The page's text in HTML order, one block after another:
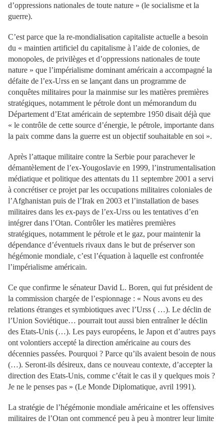
d’oppressions nationales de toute nature » (le socialisme et la
guerre).
C’est parce que la re-mondialisation capitaliste actuelle a besoin
du « maintien artificiel du capitalisme à l’aide de colonies, de
monopoles, de privilèges et d’oppressions nationales de toute
nature » que l’impérialisme dominant américain a accompagné la
défaite de l’ex-Urss en se lançant dans un programme de
conquêtes militaires pour la mainmise sur les matières premières
stratégiques, notamment le pétrole dont un mémorandum du
Département d’Etat américain de septembre 1950 disait déjà que
« le contrôle de cette source d’énergie, le pétrole, importante dans
la paix comme dans la guerre est un objectif souhaitable en soi ».
Après l’attaque militaire contre la Serbie pour parachever le
démantèlement de l’ex-Yougoslavie en 1999, l’instrumentalisation
médiatique et politique des attentats du 11 septembre 2001 a servi
à concrétiser ce projet par les occupations militaires coloniales de
l’Afghanistan puis de l’Irak en 2003 et l’installation de bases
militaires dans les ex-pays de l’ex-Urss ou les tentatives d’en
intégrer dans l’Otan. Contrôler les matières premières
stratégiques, notamment le pétrole et le gaz, pour maintenir la
dépendance d’éventuels rivaux dans le but de préserver son
hégémonie mondiale, c’est l’équation à laquelle est confrontée
l’impérialisme américain.
Ce que confirme le sénateur David L. Boren, qui fut président de
la commission chargée de l’espionnage : « Nous avons eu des
relations étranges et symbiotiques avec l’Urss ( …). Le déclin de
l’Union Soviétique… pourrait tout aussi bien entraîner le déclin
des Etats-Unis (…). Les pays européens, le Japon et d’autres pays
ont volontiers accepté la direction américaine au cours des
décennies passées. Pourquoi ? Parce qu’ils avaient besoin de nous
(…). Seront-ils désireux, dans ce nouveau contexte, d’accepter la
direction des Etats-Unis, comme c’était le cas il y quelques mois ?
Je ne le penses pas » (Le Monde Diplomatique, avril 1991).
La stratégie de l’hégémonie mondiale américaine et les offensives
militaires de l’Otan ont commencé peu à peu à montrer leur limite